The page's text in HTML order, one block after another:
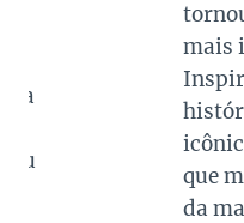
tornou a
mais
Inspiradas
históricos
icônico couro
que marcaram
da marca,